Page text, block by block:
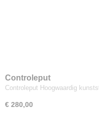
Controleput
Controleput Hoogwaardig
€ 280,00